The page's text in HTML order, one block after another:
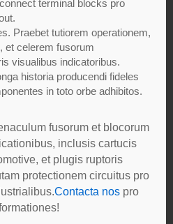
terminal blocks pro
Praebet tutiorem operationem,
et celerem fusorum
visualibus indicatoribus.
historia producendi fideles
in toto orbe adhibitos.
fusorum et blocorum
inclusis cartucis
et plugis ruptoris
protectionem circuitus pro
Contacta nos pro